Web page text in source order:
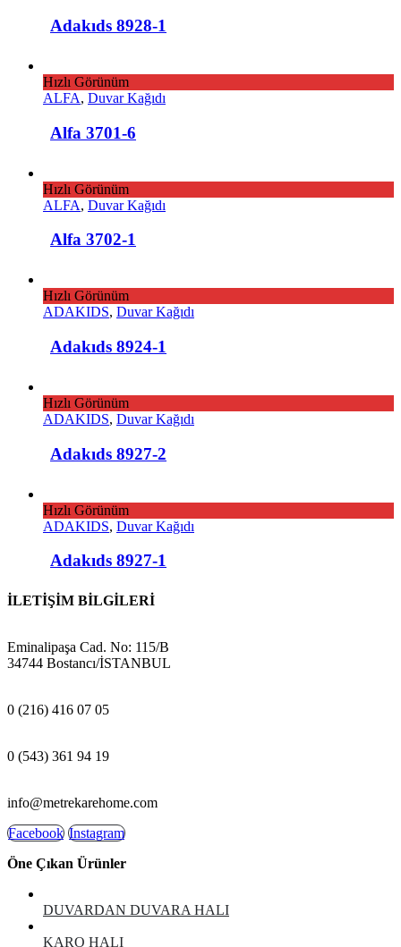
Adakıds 8928-1
Hızlı Görünüm
ALFA, Duvar Kağıdı
Alfa 3701-6
Hızlı Görünüm
ALFA, Duvar Kağıdı
Alfa 3702-1
Hızlı Görünüm
ADAKIDS, Duvar Kağıdı
Adakıds 8924-1
Hızlı Görünüm
ADAKIDS, Duvar Kağıdı
Adakıds 8927-2
Hızlı Görünüm
ADAKIDS, Duvar Kağıdı
Adakıds 8927-1
İLETİŞİM BİLGİLERİ
Eminalipaşa Cad. No: 115/B
34744 Bostancı/İSTANBUL
0 (216) 416 07 05
0 (543) 361 94 19
info@metrekarehome.com
Facebook Instagram
Öne Çıkan Ürünler
DUVARDAN DUVARA HALI
KARO HALI